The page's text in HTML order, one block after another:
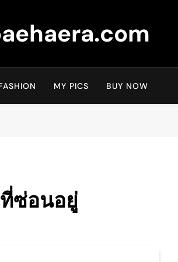
MY PICS BUY NOW
ซ่อนอยู่